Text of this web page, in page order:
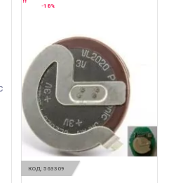
КОД: 563309
-18%